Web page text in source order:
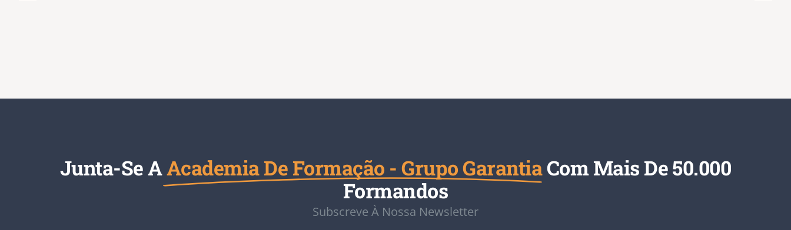
Junta-Se AAcademia De Formação - Grupo GarantiaCom Mais De 50.000
Formandos
Subscreve À Nossa Newsletter